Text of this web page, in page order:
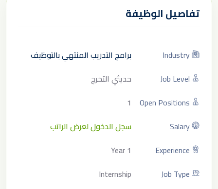
تفاصيل الوظيفة
Industry
برامج التدريب المنتهي بالتوظيف
Job Level
حديثي التخرج
Open Positions
1
Salary
سجل الدخول لعرض الراتب
Experience
1 Year
Job Type
Internship